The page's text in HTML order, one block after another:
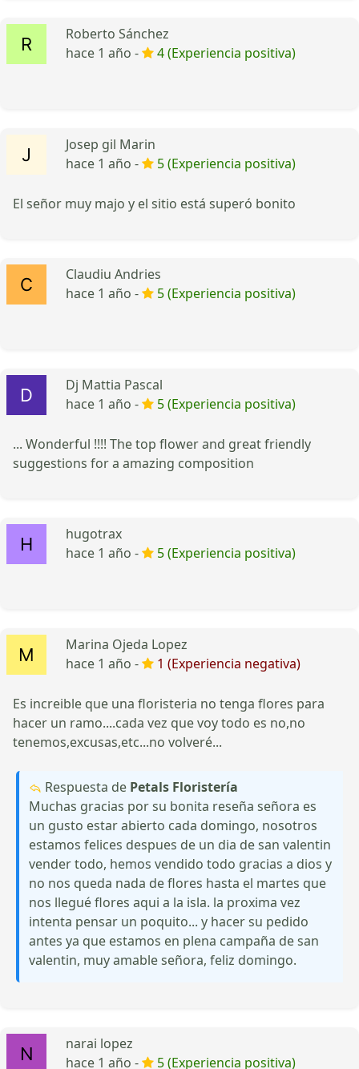
Roberto Sánchez
hace 1 año -
4 (Experiencia positiva)
Josep gil Marin
hace 1 año -
5 (Experiencia positiva)
El señor muy majo y el sitio está superó bonito
Claudiu Andries
hace 1 año -
5 (Experiencia positiva)
Dj Mattia Pascal
hace 1 año -
5 (Experiencia positiva)
... Wonderful !!!! The top flower and great friendly
suggestions for a amazing composition
hugotrax
hace 1 año -
5 (Experiencia positiva)
Marina Ojeda Lopez
hace 1 año -
1 (Experiencia negativa)
Es increible que una floristeria no tenga flores para
hacer un ramo....cada vez que voy todo es no,no
tenemos,excusas,etc...no volveré...
Respuesta de Petals Floristería
Muchas gracias por su bonita reseña señora es
un gusto estar abierto cada domingo, nosotros
estamos felices despues de un dia de san valentin
vender todo, hemos vendido todo gracias a dios y
no nos queda nada de flores hasta el martes que
nos llegué flores aqui a la isla. la proxima vez
intenta pensar un poquito... y hacer su pedido
antes ya que estamos en plena campaña de san
valentin, muy amable señora, feliz domingo.
narai lopez
hace 1 año -
5 (Experiencia positiva)